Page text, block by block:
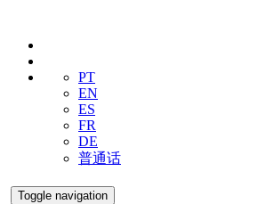
PT
EN
ES
FR
DE
普通话
Toggle navigation